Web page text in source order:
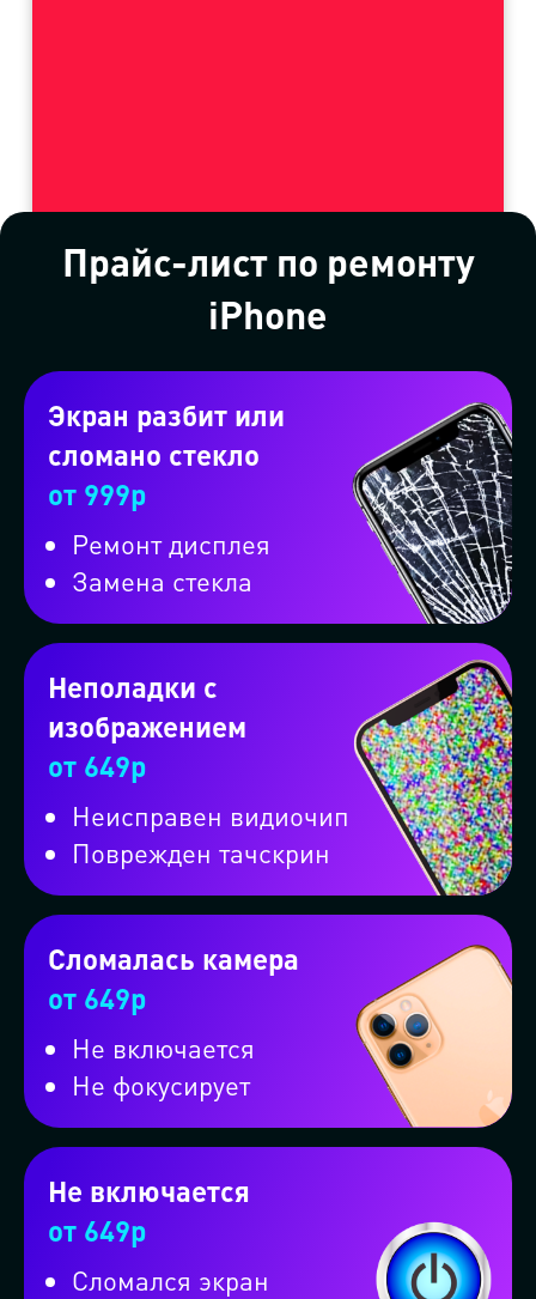
Оформите заказ на вызов
мастерской на колёсах и
получите скидку 10%
Прайс-лист по ремонту
iPhone
Экран разбит или
сломано стекло
от 999р
Ремонт дисплея
Замена стекла
Неполадки с
изображением
от 649р
Неисправен видиочип
Поврежден тачскрин
Сломалась камера
от 649р
Не включается
Не фокусирует
Не включается
от 649р
Сломался экран